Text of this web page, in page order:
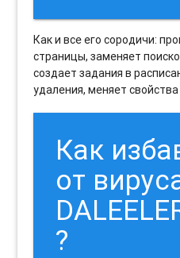
Как и все его сородичи:
страницы, заменяет
создает задания в
удаления, меняет
Как
от
?